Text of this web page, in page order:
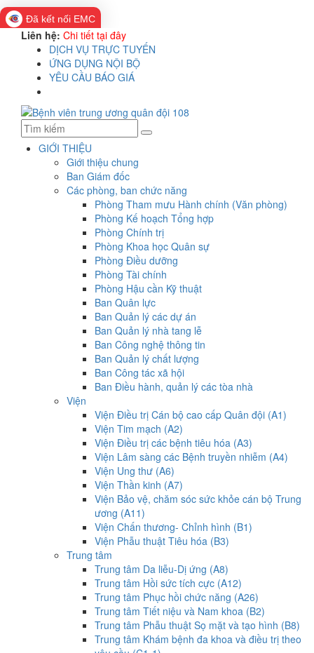
Đã kết nối EMC
Liên hệ: Chi tiết tại đây
DỊCH VỤ TRỰC TUYẾN
ỨNG DỤNG NỘI BỘ
YÊU CẦU BÁO GIÁ
GIỚI THIỆU
Giới thiệu chung
Ban Giám đốc
Các phòng, ban chức năng
Phòng Tham mưu Hành chính (Văn phòng)
Phòng Kế hoạch Tổng hợp
Phòng Chính trị
Phòng Khoa học Quân sự
Phòng Điều dưỡng
Phòng Tài chính
Phòng Hậu cần Kỹ thuật
Ban Quân lực
Ban Quản lý các dự án
Ban Quản lý nhà tang lễ
Ban Công nghệ thông tin
Ban Quản lý chất lượng
Ban Công tác xã hội
Ban Điều hành, quản lý các tòa nhà
Viện
Viện Điều trị Cán bộ cao cấp Quân đội (A1)
Viện Tim mạch (A2)
Viện Điều trị các bệnh tiêu hóa (A3)
Viện Lâm sàng các Bệnh truyền nhiễm (A4)
Viện Ung thư (A6)
Viện Thần kinh (A7)
Viện Bảo vệ, chăm sóc sức khỏe cán bộ Trung
ương (A11)
Viện Chấn thương- Chỉnh hình (B1)
Viện Phẫu thuật Tiêu hóa (B3)
Trung tâm
Trung tâm Da liễu-Dị ứng (A8)
Trung tâm Hồi sức tích cực (A12)
Trung tâm Phục hồi chức năng (A26)
Trung tâm Tiết niệu và Nam khoa (B2)
Trung tâm Phẫu thuật Sọ mặt và tạo hình (B8)
Trung tâm Khám bệnh đa khoa và điều trị theo